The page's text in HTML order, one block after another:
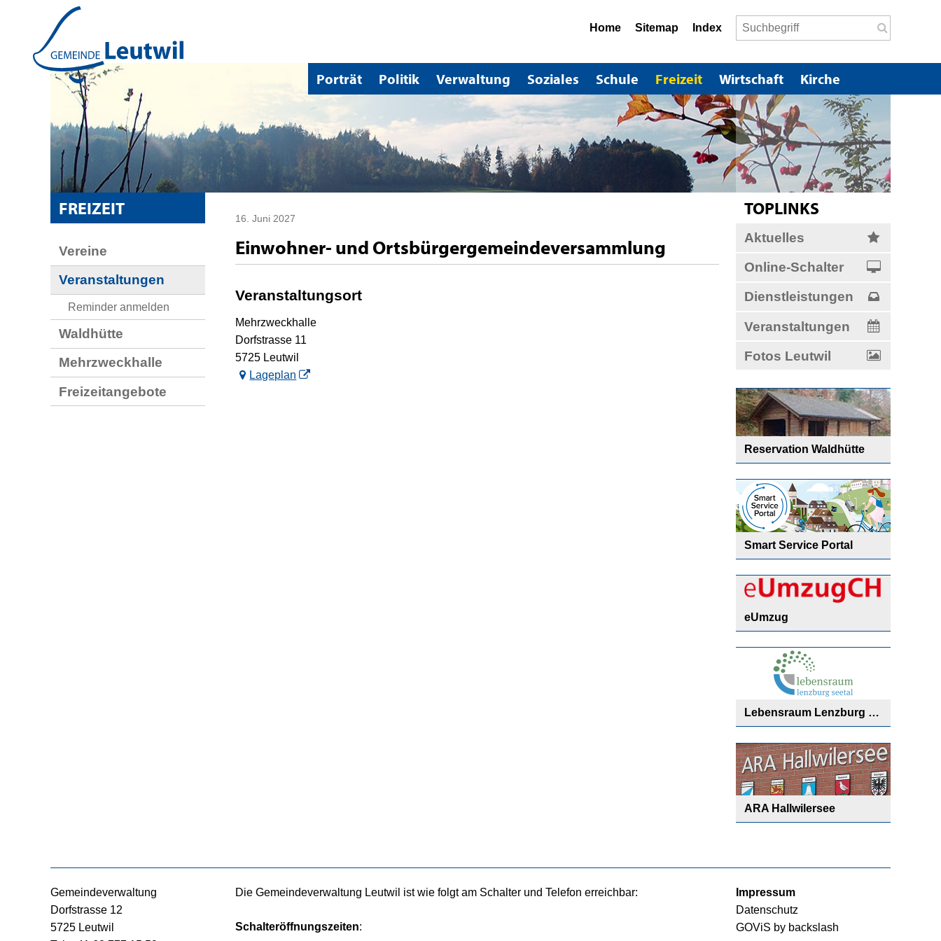
Navigieren in Leutwil
Schnellnavigation
Home Sitemap Index
Suchbegriff
Suche
Hauptnavigation
Porträt Politik Verwaltung Soziales Schule Freizeit Wirtschaft Kirche
SUBNAVIGATION
FREIZEIT
Vereine
Veranstaltungen
Reminder anmelden
Waldhütte
Mehrzweckhalle
Freizeitangebote
Einwohner- und Ortsbürgergemeindeversammlung
16. Juni 2027
Veranstaltungsort
Mehrzweckhalle
Dorfstrasse 11
5725 Leutwil
Lageplan
Sidebar
TOPLINKS
Aktuelles
Online-Schalter
Dienstleistungen
Veranstaltungen
Fotos Leutwil
Reservation Waldhütte
Smart Service Portal
eUmzug
Lebensraum Lenzburg Seetal
ARA Hallwilersee
Footer
Gemeindeverwaltung
Dorfstrasse 12
5725 Leutwil
Die Gemeindeverwaltung Leutwil ist wie folgt am Schalter und Telefon erreichbar:
Schalteröffnungszeiten:
Impressum
Datenschutz
GOViS by backslash